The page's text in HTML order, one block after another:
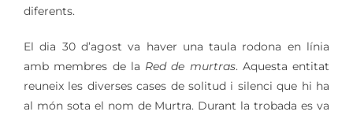
diferents.
El dia 30 d’agost va haver una taula rodona en línia
amb membres de la Red de murtras. Aquesta entitat
reuneix les diverses cases de solitud i silenci que hi ha
al món sota el nom de Murtra. Durant la trobada es va